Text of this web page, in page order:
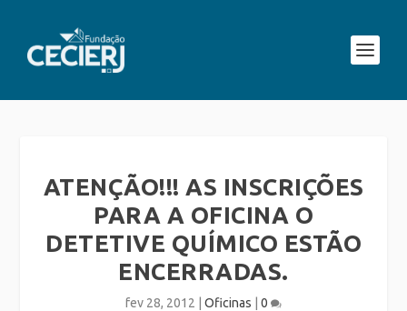
ATENÇÃO!!! AS INSCRIÇÕES
PARA A OFICINA O
DETETIVE QUÍMICO ESTÃO
ENCERRADAS.
fev 28, 2012 Oficinas 0